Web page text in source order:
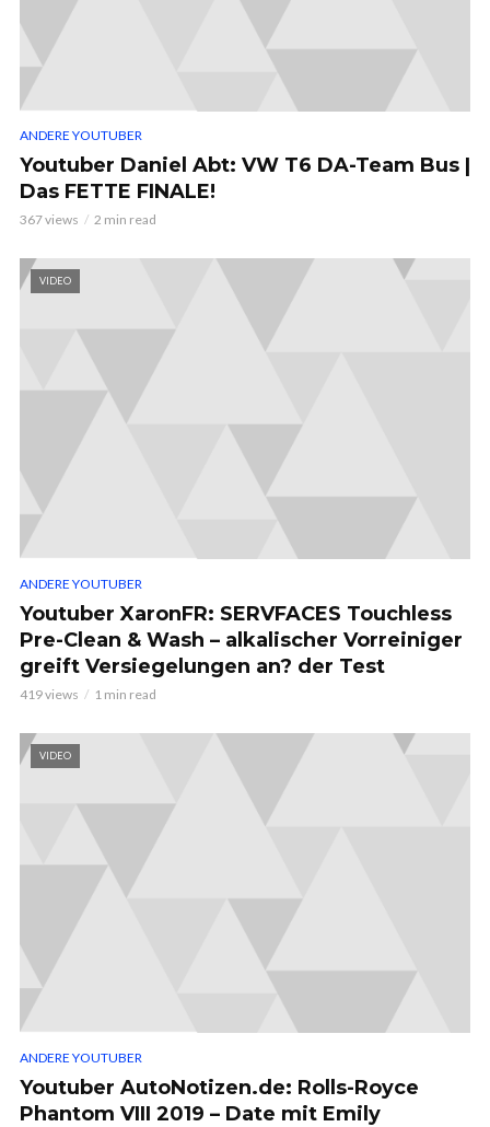
ANDERE YOUTUBER
Youtuber Daniel Abt: VW T6 DA-Team Bus |
Das FETTE FINALE!
367 views 2 min read
VIDEO
ANDERE YOUTUBER
Youtuber XaronFR: SERVFACES Touchless
Pre-Clean & Wash – alkalischer Vorreiniger
greift Versiegelungen an? der Test
419 views 1 min read
VIDEO
ANDERE YOUTUBER
Youtuber AutoNotizen.de: Rolls-Royce
Phantom VIII 2019 – Date mit Emily